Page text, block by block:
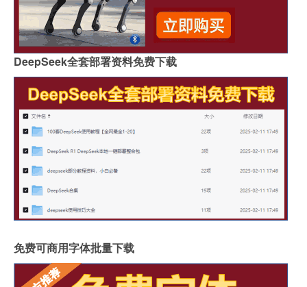
DeepSeek全套部署资料免费下载
免费可商用字体批量下载